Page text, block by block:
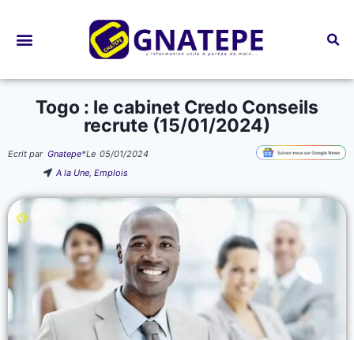
Togo : le cabinet Credo Conseils
recrute (15/01/2024)
Ecrit par Gnatepe*Le 05/01/2024
A la Une,Emplois